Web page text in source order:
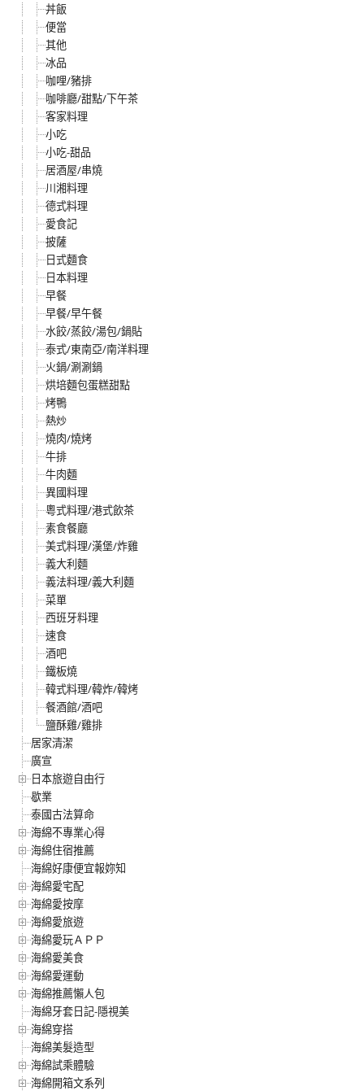
丼飯
便當
其他
冰品
咖哩/豬排
咖啡廳/甜點/下午茶
客家料理
小吃
小吃-甜品
居酒屋/串燒
川湘料理
德式料理
愛食記
披薩
日式麵食
日本料理
早餐
早餐/早午餐
水餃/蒸餃/湯包/鍋貼
泰式/東南亞/南洋料理
火鍋/涮涮鍋
烘培麵包蛋糕甜點
烤鴨
熱炒
燒肉/燒烤
牛排
牛肉麵
異國料理
粵式料理/港式飲茶
素食餐廳
美式料理/漢堡/炸雞
義大利麵
義法料理/義大利麵
菜單
西班牙料理
速食
酒吧
鐵板燒
韓式料理/韓炸/韓烤
餐酒館/酒吧
鹽酥雞/雞排
居家清潔
廣宣
日本旅遊自由行
歇業
泰國古法算命
海綿不專業心得
海綿住宿推薦
海綿好康便宜報妳知
海綿愛宅配
海綿愛按摩
海綿愛旅遊
海綿愛玩ＡＰＰ
海綿愛美食
海綿愛運動
海綿推薦懶人包
海綿牙套日記-隱視美
海綿穿搭
海綿美髮造型
海綿試乘體驗
海綿開箱文系列